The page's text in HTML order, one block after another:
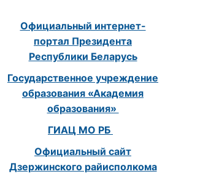
Официальный интернет-
портал Президента
Республики Беларусь
Государственное учреждение
образования «Академия
образования»
ГИАЦ МО РБ
Официальный сайт
Дзержинского райисполкома